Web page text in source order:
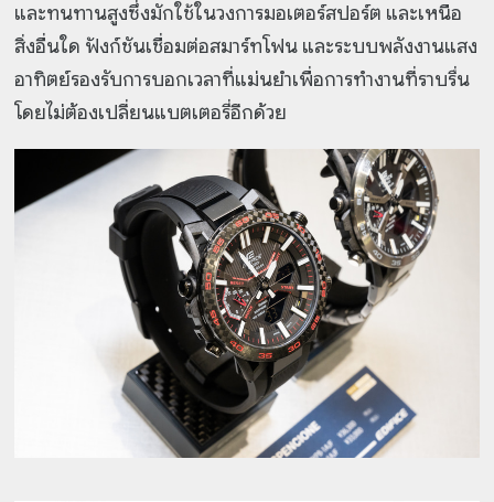
และทนทานสูงซึ่งมักใช้ในวงการมอเตอร์สปอร์ต และเหนือ
สิ่งอื่นใด ฟังก์ชันเชื่อมต่อสมาร์ทโฟน และระบบพลังงานแสง
อาทิตย์รองรับการบอกเวลาที่แม่นยำเพื่อการทำงานที่ราบรื่น
โดยไม่ต้องเปลี่ยนแบตเตอรี่อีกด้วย